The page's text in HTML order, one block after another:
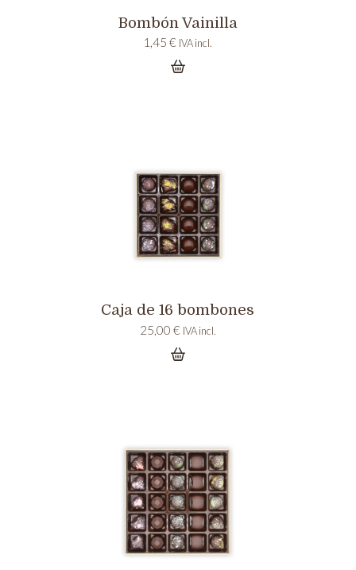
Bombón Vainilla
1,45€ IVA incl.
Caja de 16 bombones
25,00 € IVA incl.